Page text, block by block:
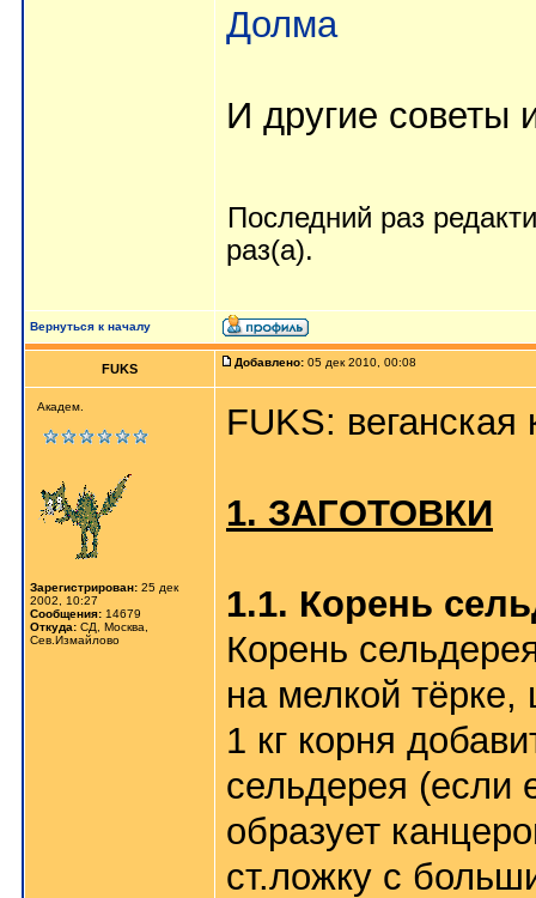
Долма
И другие советы
Последний раз
раз(а).
Вернуться к началу
FUKS Добавлено: 05 дек 2010, 00:08
Академ.
Зарегистрирован: 25 дек
2002, 10:27
Сообщения: 14679
Откуда: СД, Москва,
Сев.Измайлово
FUKS: веганская
1. ЗАГОТОВКИ
1.1. Корень
Корень
на мелкой
1 кг корня
сельдерея (если
образует
ст.ложку с